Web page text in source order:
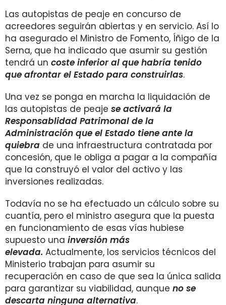
Las autopistas de peaje en concurso de
acreedores seguirán abiertas y en servicio. Así lo
ha asegurado el Ministro de Fomento, Íñigo de la
Serna, que ha indicado que asumir su gestión
tendrá un coste inferior al que habría tenido
que afrontar el Estado para construirlas.
Una vez se ponga en marcha la liquidación de
las autopistas de peaje se activará la
Responsablidad Patrimonal de la
Administración que el Estado tiene ante la
quiebra de una infraestructura contratada por
concesión, que le obliga a pagar a la compañía
que la construyó el valor del activo y las
inversiones realizadas.
Todavía no se ha efectuado un cálculo sobre su
cuantía, pero el ministro asegura que la puesta
en funcionamiento de esas vías hubiese
supuesto una inversión más
elevada. Actualmente, los servicios técnicos del
Ministerio trabajan para asumir su
recuperación en caso de que sea la única salida
para garantizar su viabilidad, aunque no se
descarta ninguna alternativa.